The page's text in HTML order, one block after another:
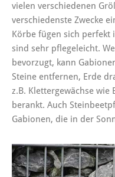
vielen verschiedenen
verschiedenste Zwecke
Körbe fügen sich
sind sehr pflegeleicht.
bevorzugt, kann
Steine entfernen, Erde
z.B. Klettergewächse
berankt. Auch
Gabionen, die in der